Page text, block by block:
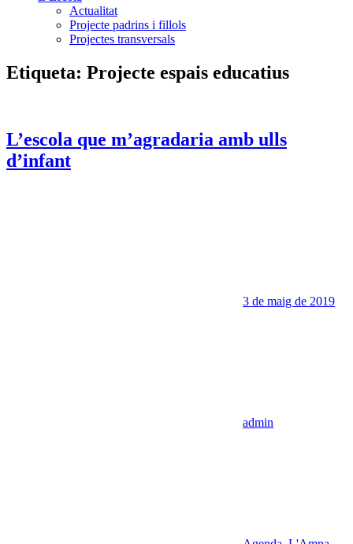
Actualitat
Projecte padrins i fillols
Projectes transversals
Etiqueta: Projecte espais educatius
L’escola que m’agradaria amb ulls
d’infant
3 de maig de 2019
admin